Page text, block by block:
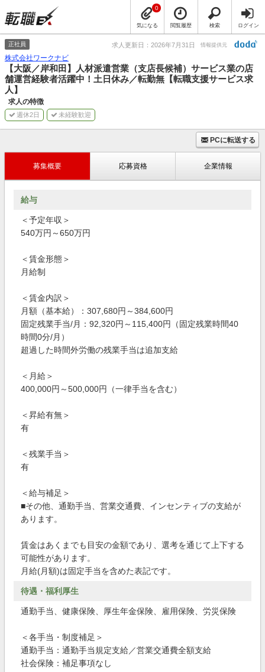
気になる
0
閲覧履歴 検索 ログイン
正社員 求人更新日：2026年7月31日 情報提供元
株式会社ワークナビ
【大阪／岸和田】人材派遣営業（支店長候補）サービス業の店
舗運営経験者活躍中！土日休み／転勤無【転職支援サービス求
人】
求人の特徴
週休2日 未経験歓迎
PCに転送する
募集概要 応募資格 企業情報
給与
＜予定年収＞
540万円～650万円
＜賃金形態＞
月給制
＜賃金内訳＞
月額（基本給）：307,680円～384,600円
固定残業手当/月：92,320円～115,400円（固定残業時間40
時間0分/月）
超過した時間外労働の残業手当は追加支給
＜月給＞
400,000円～500,000円（一律手当を含む）
＜昇給有無＞
有
＜残業手当＞
有
＜給与補足＞
■その他、通勤手当、営業交通費、インセンティブの支給が
あります。
賃金はあくまでも目安の金額であり、選考を通じて上下する
可能性があります。
月給(月額)は固定手当を含めた表記です。
待遇・福利厚生
通勤手当、健康保険、厚生年金保険、雇用保険、労災保険
＜各手当・制度補足＞
通勤手当：通勤手当規定支給／営業交通費全額支給
社会保険：補足事項なし